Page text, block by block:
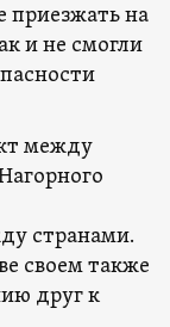
приезжать на
и не смогли
между
странами.
своем также
друг к